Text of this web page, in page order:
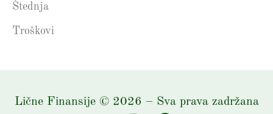
Štednja
Troškovi
Lične Finansije ©2026 – Sva prava zadržana